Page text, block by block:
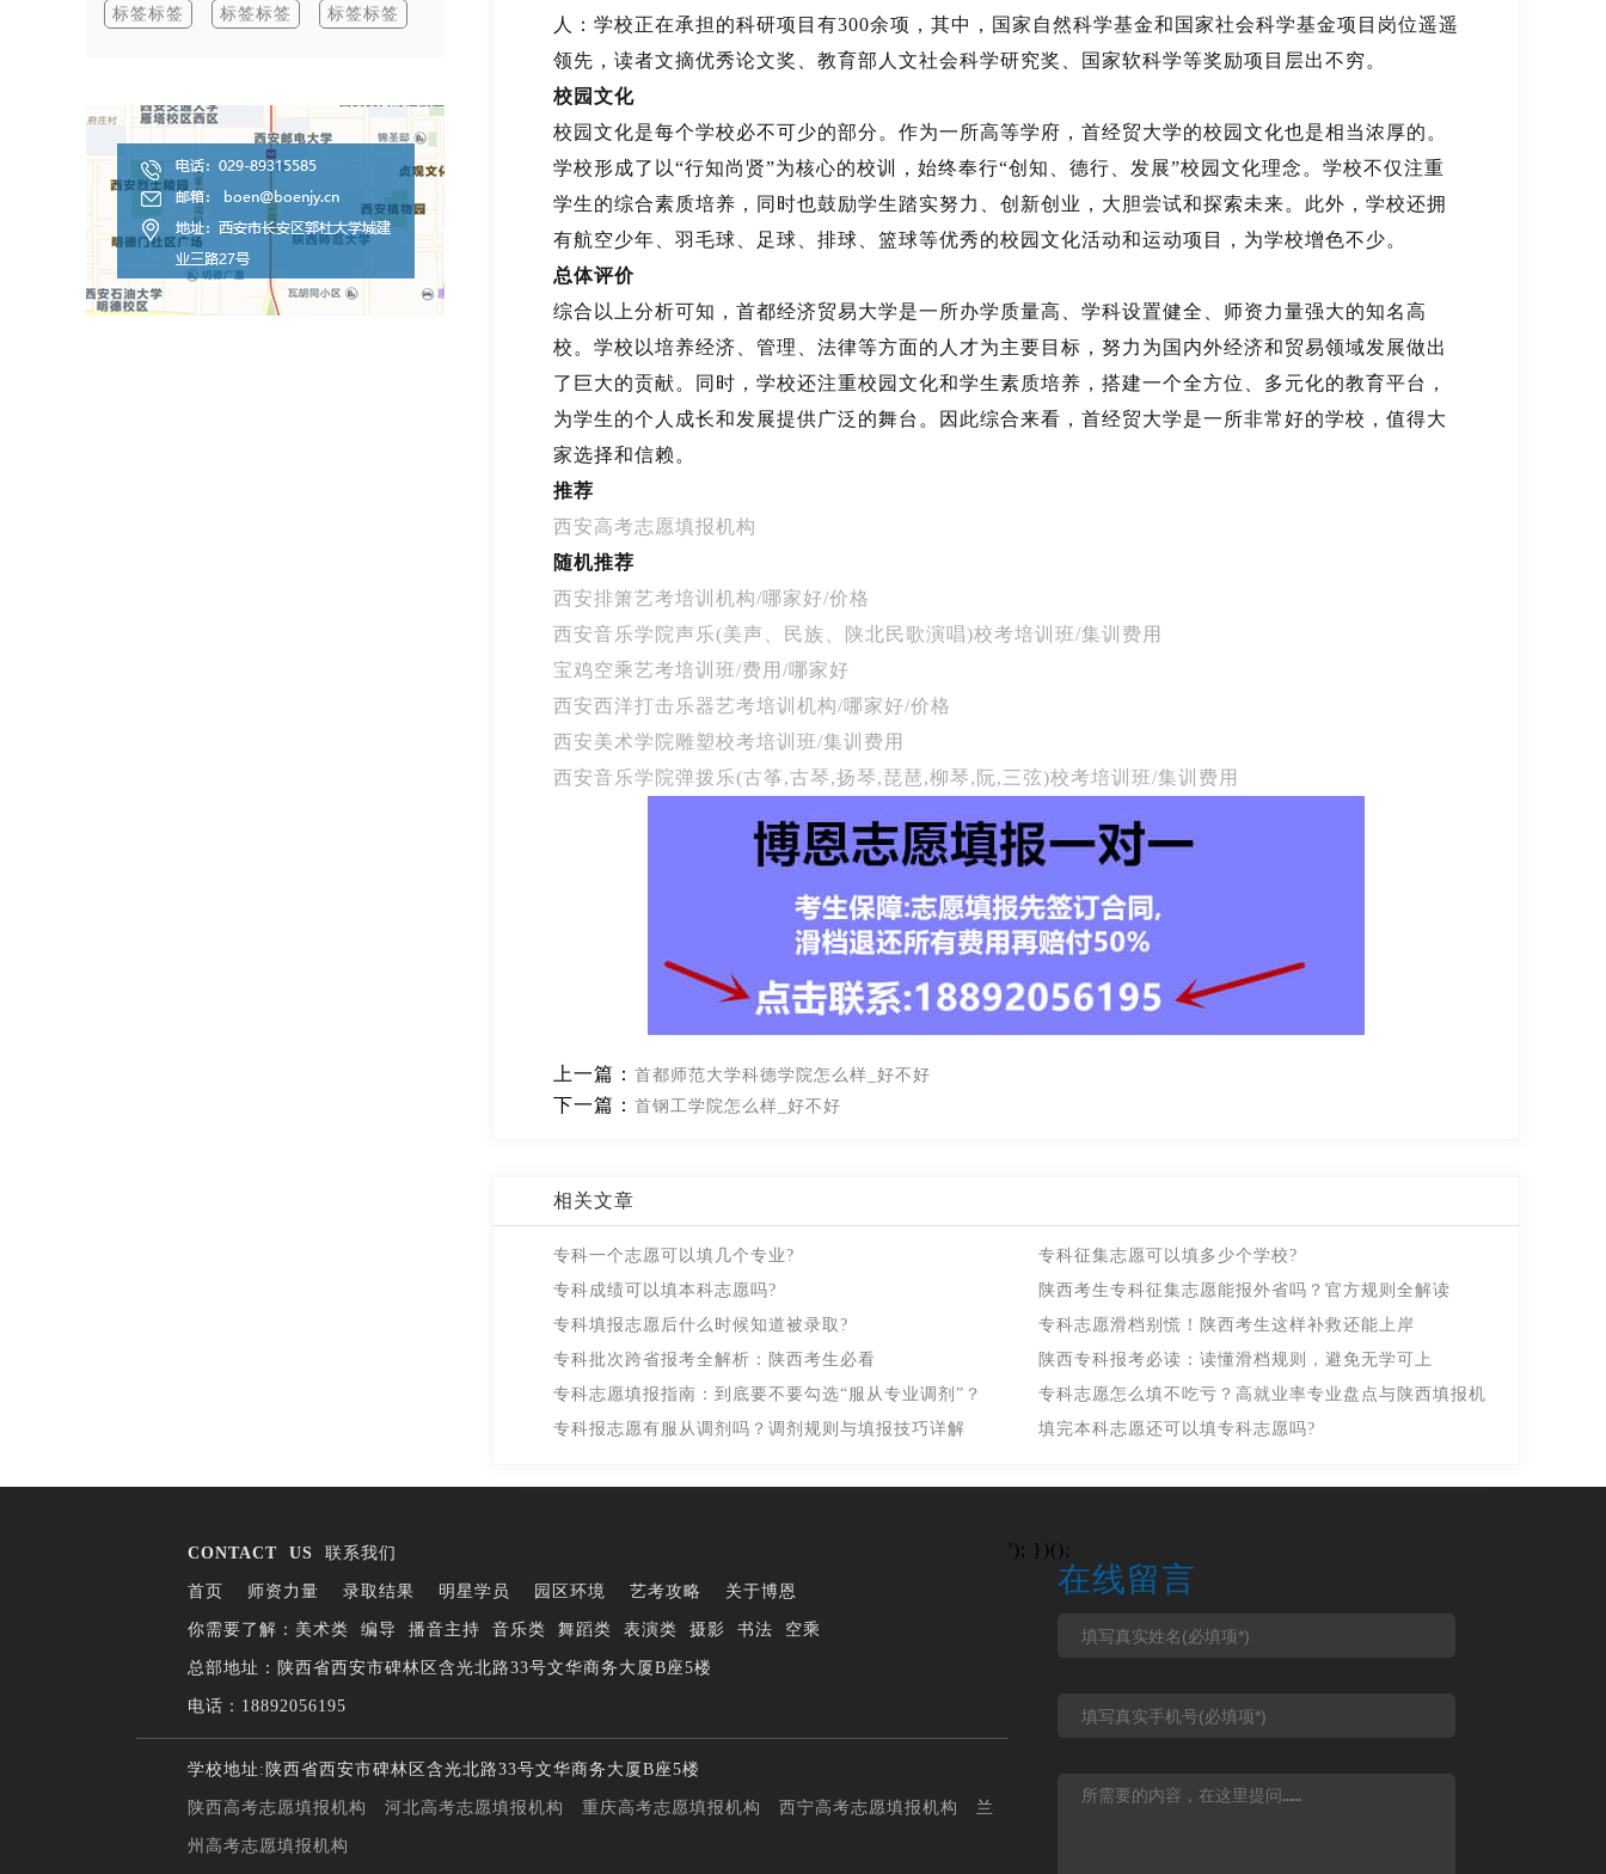
标签标签 标签标签 标签标签
人：学校正在承担的科研项目有300余项，其中，国家自然科学基金和国家社会科学基金项目岗位遥遥
领先，读者文摘优秀论文奖、教育部人文社会科学研究奖、国家软科学等奖励项目层出不穷。
校园文化
校园文化是每个学校必不可少的部分。作为一所高等学府，首经贸大学的校园文化也是相当浓厚的。
学校形成了以“行知尚贤”为核心的校训，始终奉行“创知、德行、发展”校园文化理念。学校不仅注重
学生的综合素质培养，同时也鼓励学生踏实努力、创新创业，大胆尝试和探索未来。此外，学校还拥
有航空少年、羽毛球、足球、排球、篮球等优秀的校园文化活动和运动项目，为学校增色不少。
总体评价
综合以上分析可知，首都经济贸易大学是一所办学质量高、学科设置健全、师资力量强大的知名高
校。学校以培养经济、管理、法律等方面的人才为主要目标，努力为国内外经济和贸易领域发展做出
了巨大的贡献。同时，学校还注重校园文化和学生素质培养，搭建一个全方位、多元化的教育平台，
为学生的个人成长和发展提供广泛的舞台。因此综合来看，首经贸大学是一所非常好的学校，值得大
家选择和信赖。
推荐
西安高考志愿填报机构
随机推荐
西安排箫艺考培训机构/哪家好/价格
西安音乐学院声乐(美声、民族、陕北民歌演唱)校考培训班/集训费用
宝鸡空乘艺考培训班/费用/哪家好
西安西洋打击乐器艺考培训机构/哪家好/价格
西安美术学院雕塑校考培训班/集训费用
西安音乐学院弹拨乐(古筝,古琴,扬琴,琵琶,柳琴,阮,三弦)校考培训班/集训费用
上一篇： 首都师范大学科德学院怎么样_好不好
下一篇： 首钢工学院怎么样_好不好
相关文章
专科一个志愿可以填几个专业?
专科征集志愿可以填多少个学校?
专科成绩可以填本科志愿吗?
陕西考生专科征集志愿能报外省吗？官方规则全解读
专科填报志愿后什么时候知道被录取?
专科志愿滑档别慌！陕西考生这样补救还能上岸
专科批次跨省报考全解析：陕西考生必看
陕西专科报考必读：读懂滑档规则，避免无学可上
专科志愿填报指南：到底要不要勾选“服从专业调剂”？
专科志愿怎么填不吃亏？高就业率专业盘点与陕西填报机
专科报志愿有服从调剂吗？调剂规则与填报技巧详解
填完本科志愿还可以填专科志愿吗?
CONTACT US 联系我们
首页 师资力量 录取结果 明星学员 园区环境 艺考攻略 关于博恩
你需要了解： 美术类 编导 播音主持 音乐类 舞蹈类 表演类 摄影 书法 空乘
总部地址：陕西省西安市碑林区含光北路33号文华商务大厦B座5楼
电话：18892056195
学校地址:陕西省西安市碑林区含光北路33号文华商务大厦B座5楼
陕西高考志愿填报机构 河北高考志愿填报机构 重庆高考志愿填报机构 西宁高考志愿填报机构 兰
州高考志愿填报机构
'); })();
在线留言